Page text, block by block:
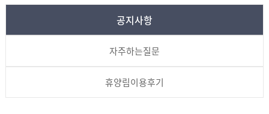
공지사항
자주하는질문
휴양림이용후기